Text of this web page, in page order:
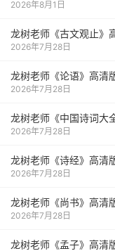
2026年8月1日
龙树老师《古文观止》
2026年7月28日
龙树老师《论语》高清
2026年7月28日
龙树老师《中国诗词大
2026年7月28日
龙树老师《诗经》高清
2026年7月28日
龙树老师《尚书》高清
2026年7月28日
龙树老师《孟子》高清